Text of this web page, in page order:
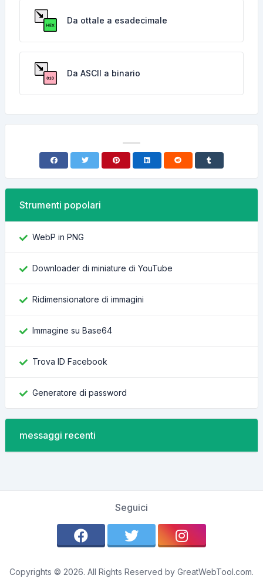
Da ottale a esadecimale
Da ASCII a binario
Strumenti popolari
WebP in PNG
Downloader di miniature di YouTube
Ridimensionatore di immagini
Immagine su Base64
Trova ID Facebook
Generatore di password
messaggi recenti
Seguici
Copyrights © 2026. All Rights Reserved by GreatWebTool.com.